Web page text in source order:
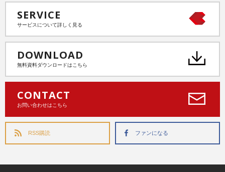
SERVICE
サービスについて詳しく見る
DOWNLOAD
無料資料ダウンロードはこちら
CONTACT
お問い合わせはこちら
RSS購読 ファンになる